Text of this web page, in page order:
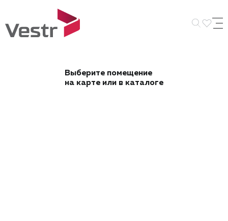
Искать
Выберите помещение
на карте или в каталоге